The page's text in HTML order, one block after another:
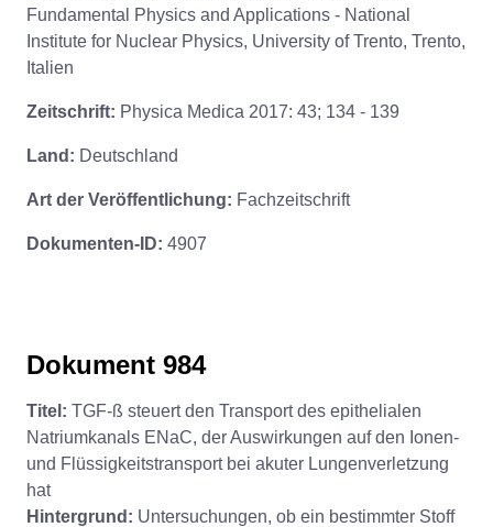
Fundamental Physics and Applications - National
Institute for Nuclear Physics, University of Trento, Trento,
Italien
Zeitschrift: Physica Medica 2017: 43; 134 - 139
Land: Deutschland
Art der Veröffentlichung: Fachzeitschrift
Dokumenten-ID: 4907
Dokument 984
Titel: TGF-ß steuert den Transport des epithelialen
Natriumkanals ENaC, der Auswirkungen auf den Ionen-
und Flüssigkeitstransport bei akuter Lungenverletzung
hat
Hintergrund: Untersuchungen, ob ein bestimmter Stoff